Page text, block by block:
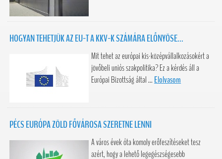
HOGYAN TEHETJÜK AZ EU-T A KKV-K SZÁMÁRA ELŐNYÖSE...
Mit tehet az európai kis-középvállalkozásokért a
jövőbeli uniós szakpolitika? Ez a kérdés áll a
Európai Bizottság által ... Elolvasom
PÉCS EURÓPA ZÖLD FŐVÁROSA SZERETNE LENNI
A város évek óta komoly erőfeszítéseket tesz
azért, hogy a lehető legegészségesebb